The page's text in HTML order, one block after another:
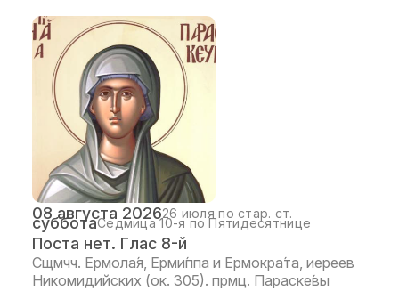
08 августа 202626 июля по стар. ст.
субботаСедмица 10-я по Пятидесятнице
Поста нет. Глас 8-й
Сщмчч. Ермола́я, Ерми́ппа и Ермокра́та, иереев
Никомидийских (ок. 305). прмц. Параске́вы